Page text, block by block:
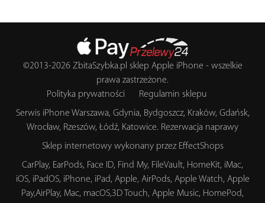
©2013-2026 ZbitaSzybka.pl sklep Apple iPhone - wszelkie
prawa zastrzeżone.
Polityka prywatności
Regulamin sklepu
Serwis iPhone Warszawa, Gdynia, Bydgoszcz, Kraków, Gdańsk,
Wrocław, Rzeszów, Łódź, Katowice. Rezerwacja naprawy
Sklep internetowy wykonany przez EffectShops
CarPlay, EarPods, Face ID, Find My, FileVault, HomeKit, iMac,
iOS, iPadOS, iPhone, iPad, Apple, AirPods, Apple Watch, Apple
Pay,AirPlay, Mac, macOS,3D Touch, Apple Music, HomePod,